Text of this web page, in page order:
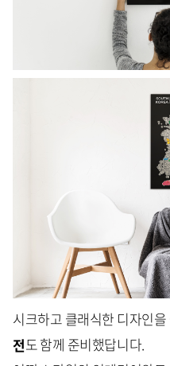
시크하고 클래식한 디자인
전도 함께 준비했답니다.